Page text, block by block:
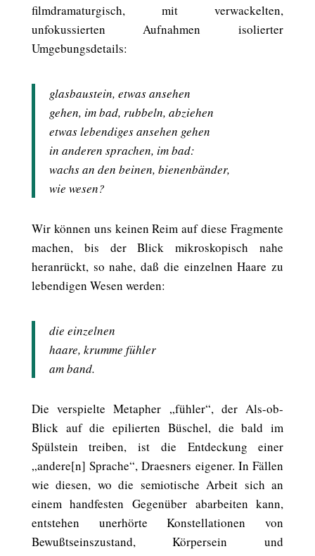
filmdramaturgisch, mit verwackelten,
unfokussierten Aufnahmen isolierter
Umgebungsdetails:
glasbaustein, etwas ansehen
gehen, im bad, rubbeln, abziehen
etwas lebendiges ansehen gehen
in anderen sprachen, im bad:
wachs an den beinen, bienenbänder,
wie wesen?
Wir können uns keinen Reim auf diese Fragmente
machen, bis der Blick mikroskopisch nahe
heranrückt, so nahe, daß die einzelnen Haare zu
lebendigen Wesen werden:
die einzelnen
haare, krumme fühler
am band.
Die verspielte Metapher „fühler“, der Als-ob-
Blick auf die epilierten Büschel, die bald im
Spülstein treiben, ist die Entdeckung einer
„andere[n] Sprache“, Draesners eigener. In Fällen
wie diesen, wo die semiotische Arbeit sich an
einem handfesten Gegenüber abarbeiten kann,
entstehen unerhörte Konstellationen von
Bewußtseinszustand, Körpersein und